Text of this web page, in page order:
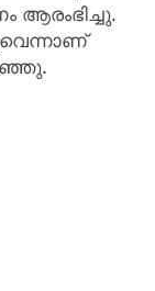
ആരംഭിച്ചു.